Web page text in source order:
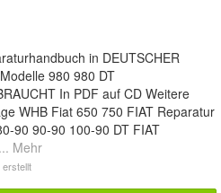
in DEUTSCHER
980 980 DT
In PDF auf CD Weitere
WHB Fiat 650 750 FIAT Reparatur
90 90-90 100-90 DT FIAT
... Mehr
erstellt